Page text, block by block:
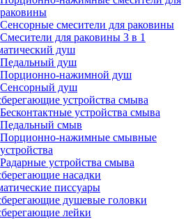
раковины
Сенсорные смесители для раковины
Смесители для раковины 3 в 1
душ
Педальный душ
Порционно-нажимной душ
Сенсорный душ
устройства смыва
Бесконтактные устройства смыва
Педальный смыв
Порционно-нажимные смывные
устройства
Радарные устройства смыва
насадки
писсуары
душевые головки
лейки